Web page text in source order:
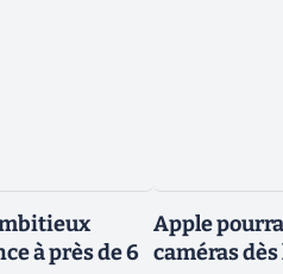
à près de 6
Apple
caméras